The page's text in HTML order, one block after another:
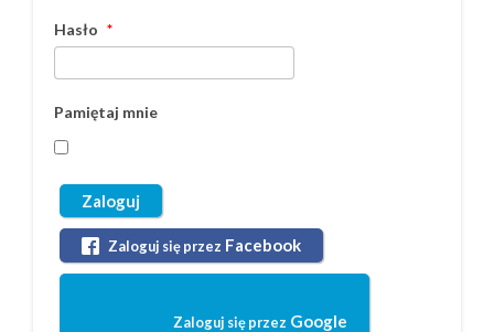
Hasło *
Pamiętaj mnie
Zaloguj
Zaloguj się przez Facebook
Zaloguj się przez Google